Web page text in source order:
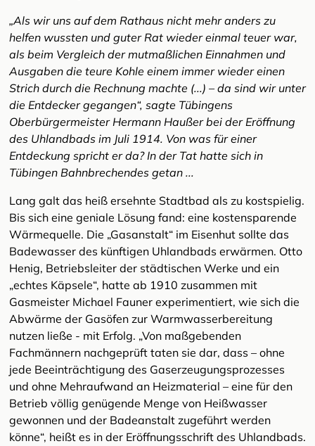
„Als wir uns auf dem Rathaus nicht mehr anders zu
helfen wussten und guter Rat wieder einmal teuer war,
als beim Vergleich der mutmaßlichen Einnahmen und
Ausgaben die teure Kohle einem immer wieder einen
Strich durch die Rechnung machte (...) – da sind wir unter
die Entdecker gegangen“, sagte Tübingens
Oberbürgermeister Hermann Haußer bei der Eröffnung
des Uhlandbads im Juli 1914. Von was für einer
Entdeckung spricht er da? In der Tat hatte sich in
Tübingen Bahnbrechendes getan ...
Lang galt das heiß ersehnte Stadtbad als zu kostspielig.
Bis sich eine geniale Lösung fand: eine kostensparende
Wärmequelle. Die „Gasanstalt“ im Eisenhut sollte das
Badewasser des künftigen Uhlandbads erwärmen. Otto
Henig, Betriebsleiter der städtischen Werke und ein
„echtes Käpsele“, hatte ab 1910 zusammen mit
Gasmeister Michael Fauner experimentiert, wie sich die
Abwärme der Gasöfen zur Warmwasserbereitung
nutzen ließe - mit Erfolg. „Von maßgebenden
Fachmännern nachgeprüft taten sie dar, dass – ohne
jede Beeinträchtigung des Gaserzeugungsprozesses
und ohne Mehraufwand an Heizmaterial – eine für den
Betrieb völlig genügende Menge von Heißwasser
gewonnen und der Badeanstalt zugeführt werden
könne“, heißt es in der Eröffnungsschrift des Uhlandbads.